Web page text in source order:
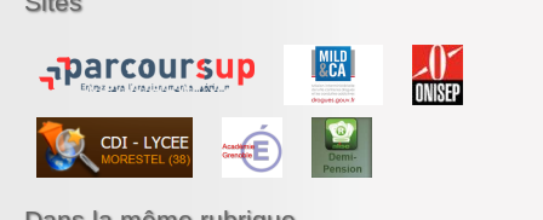
Copenhague 2009
Recettes...
Ressources